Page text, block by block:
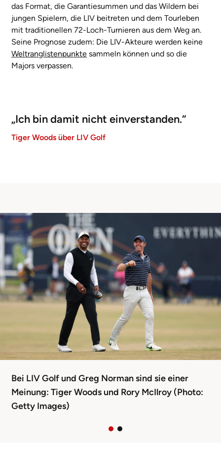
das Format, die Garantiesummen und das Wildern bei
jungen Spielern, die LIV beitreten und dem Tourleben
mit traditionellen 72-Loch-Turnieren aus dem Weg an.
Seine Prognose zudem: Die LIV-Akteure werden keine
Weltranglistenpunkte sammeln können und so die
Majors verpassen.
„Ich bin damit nicht einverstanden.“
Tiger Woods über LIV Golf
Bei LIV Golf und Greg Norman sind sie einer
Meinung: Tiger Woods und Rory McIlroy (Photo:
Getty Images)